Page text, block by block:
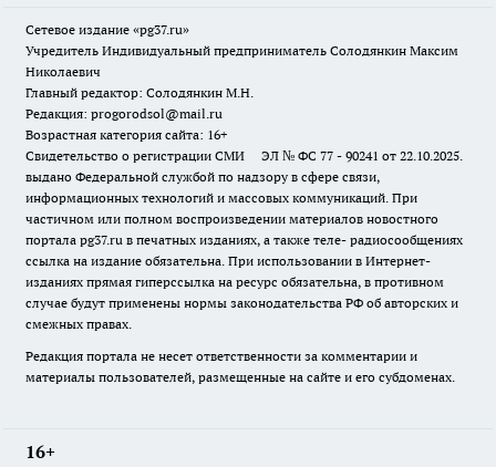
Сетевое издание «pg37.ru»
Учредитель Индивидуальный предприниматель Солодянкин Максим
Николаевич
Главный редактор: Солодянкин М.Н.
Редакция: progorodsol@mail.ru
Возрастная категория сайта: 16+
Свидетельство о регистрации СМИ ЭЛ № ФС 77 - 90241 от 22.10.2025.
выдано Федеральной службой по надзору в сфере связи,
информационных технологий и массовых коммуникаций. При
частичном или полном воспроизведении материалов новостного
портала pg37.ru в печатных изданиях, а также теле- радиосообщениях
ссылка на издание обязательна. При использовании в Интернет-
изданиях прямая гиперссылка на ресурс обязательна, в противном
случае будут применены нормы законодательства РФ об авторских и
смежных правах.
Редакция портала не несет ответственности за комментарии и
материалы пользователей, размещенные на сайте и его субдоменах.
16+